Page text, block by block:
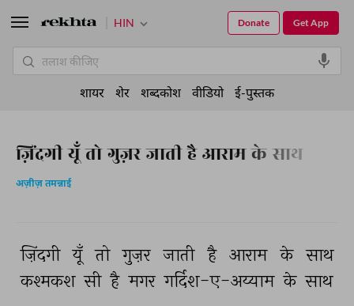
ज़िंदगी यूँ तो गुज़र जाती है आराम के साथ
अज़ीज़ तमन्नाई
ज़िंदगी यूँ तो गुज़र जाती है आराम के साथ
कश्मकश सी है मगर गर्दिश-ए-अय्याम के साथ
HIN Get App
Donate
शायर शेर शब्दकोश वीडियो ई-पुस्तक